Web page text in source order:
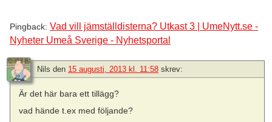
Pingback: Vad vill jämställdisterna? Utkast 3 | UmeNytt.se -
Nyheter Umeå Sverige - Nyhetsportal
Nils den 15 augusti, 2013 kl. 11:58 skrev:
Är det här bara ett tillägg?
vad hände t.ex med följande?